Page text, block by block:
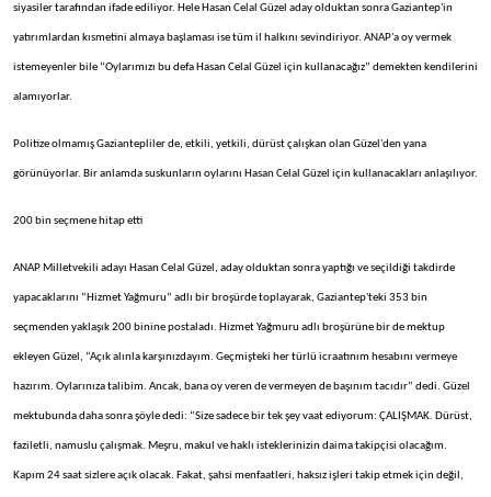
siyasiler tarafından ifade ediliyor. Hele Hasan Celal Güzel aday olduktan sonra Gaziantep'in
yatırımlardan kısmetini almaya başlaması ise tüm il halkını sevindiriyor. ANAP'a oy vermek
istemeyenler bile “Oylarımızı bu defa Hasan Celal Güzel için kullanacağız” demekten kendilerini
alamıyorlar.
Politize olmamış Gaziantepliler de, etkili, yetkili, dürüst çalışkan olan Güzel'den yana
görünüyorlar. Bir anlamda suskunların oylarını Hasan Celal Güzel için kullanacakları anlaşılıyor.
200 bin seçmene hitap etti
ANAP Milletvekili adayı Hasan Celal Güzel, aday olduktan sonra yaptığı ve seçildiği takdirde
yapacaklarını “Hizmet Yağmuru” adlı bir broşürde toplayarak, Gaziantep'teki 353 bin
seçmenden yaklaşık 200 binine postaladı. Hizmet Yağmuru adlı broşürüne bir de mektup
ekleyen Güzel, “Açık alınla karşınızdayım. Geçmişteki her türlü icraatınım hesabını vermeye
hazırım. Oylarınıza talibim. Ancak, bana oy veren de vermeyen de başınım tacıdır” dedi. Güzel
mektubunda daha sonra şöyle dedi: “Size sadece bir tek şey vaat ediyorum: ÇALIŞMAK. Dürüst,
faziletli, namuslu çalışmak. Meşru, makul ve haklı isteklerinizin daima takipçisi olacağım.
Kapım 24 saat sizlere açık olacak. Fakat, şahsi menfaatleri, haksız işleri takip etmek için değil,